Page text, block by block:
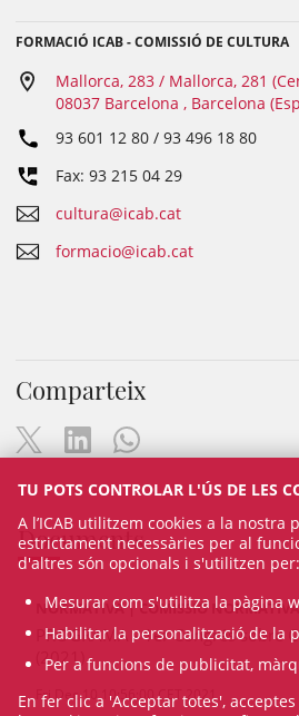
FORMACIÓ ICAB - COMISSIÓ DE CULTURA
Mallorca, 283 / Mallorca, 281
08037 Barcelona , Barcelona
93 601 12 80 / 93 496 18 80
Fax: 93 215 04 29
cultura@icab.cat
formacio@icab.cat
Comparteix
Documents
NORMATIVA | COMISSIÓ NORMATIVA
PROGRAMA - 1er Congrés sobre
(2021)
Fri Dec 10 10:56:00 CET 2021
TU POTS CONTROLAR L'ÚS DE LES
A l’ICAB utilitzem cookies a la nostra
estrictament necessàries per al
d'altres són opcionals i s'utilitzen per:
Mesurar com s'utilitza la pàgina
Habilitar la personalització de la
Per a funcions de publicitat,
En fer clic a 'Acceptar totes',